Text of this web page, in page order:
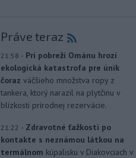
Práve teraz
21:58 - Pri pobreží Ománu hrozí
ekologická katastrofa pre únik
čoraz väčšieho množstva ropy z
tankera, ktorý narazil na plytčinu v
blízkosti prírodnej rezervácie.
21:22 - Zdravotné ťažkosti po
kontakte s neznámou látkou na
termálnom kúpalisku v Diakovciach v